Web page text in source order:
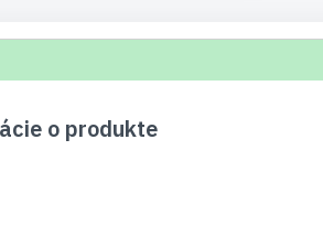
o produkte